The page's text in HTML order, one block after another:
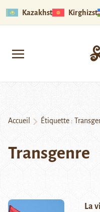
Kazakhstan
Accueil Étiquette :
Transgenre
La